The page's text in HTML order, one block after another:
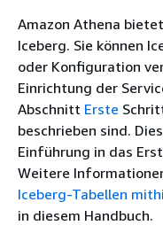
Amazon Athena
Iceberg. Sie können
oder Konfiguration
Einrichtung der
Abschnitt Erste
beschrieben sind.
Einführung in das
Weitere
Iceberg-Tabellen
in diesem Handbuch.